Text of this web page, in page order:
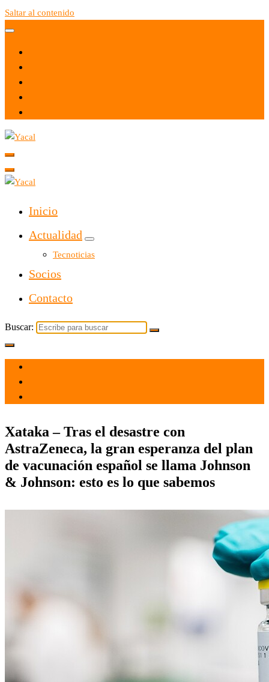
Saltar al contenido
Yacal micro hosting
Inicio
Actualidad
Tecnoticias
Socios
Contacto
Buscar:
Xataka – Tras el desastre con
AstraZeneca, la gran esperanza del plan
de vacunación español se llama Johnson
& Johnson: esto es lo que sabemos